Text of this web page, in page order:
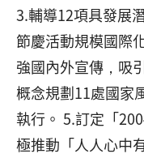
3.輔導12項具發展
節慶活動規模國際
強國內外宣傳，吸
概念規劃11處國家
執行。 5.訂定「
極推動「人人心中